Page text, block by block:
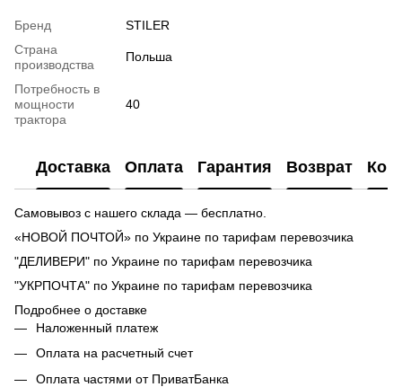
Бренд
STILER
Страна
производства
Польша
Потребность в
мощности
трактора
40
Доставка Оплата Гарантия Возврат
Самовывоз с нашего склада — бесплатно.
«НОВОЙ ПОЧТОЙ» по Украине по тарифам перевозчика
"ДЕЛИВЕРИ" по Украине по тарифам перевозчика
"УКРПОЧТА" по Украине по тарифам перевозчика
Подробнее о доставке
Наложенный платеж
Оплата на расчетный счет
Оплата частями от ПриватБанка